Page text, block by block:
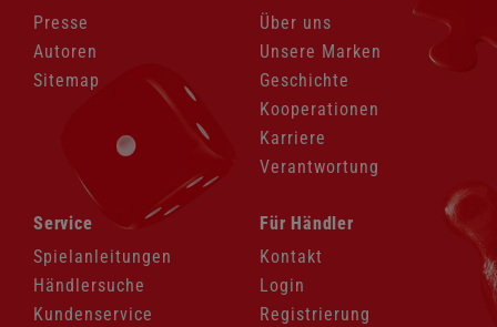
Presse
Autoren
Sitemap
Über uns
Unsere Marken
Geschichte
Kooperationen
Karriere
Verantwortung
Navigation
überspringen
Service
Spielanleitungen
Händlersuche
Kundenservice
Navigation
überspringen
Für Händler
Kontakt
Login
Registrierung